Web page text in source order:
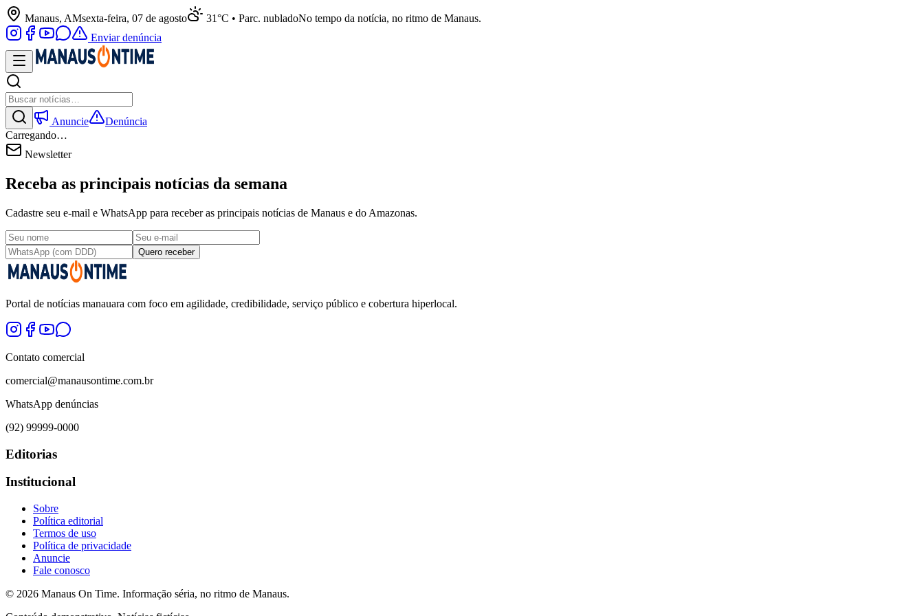
Manaus, AMsexta-feira, 07 de agosto 31°C • Parc. nubladoNo tempo da notícia, no ritmo de Manaus.
Enviar denúncia
Anuncie
Denúncia
Carregando…
Newsletter
Receba as principais notícias da semana
Cadastre seu e-mail e WhatsApp para receber as principais notícias de Manaus e do Amazonas.
Quero receber
Portal de notícias manauara com foco em agilidade, credibilidade, serviço público e cobertura hiperlocal.
Contato comercial
comercial@manausontime.com.br
WhatsApp denúncias
(92) 99999-0000
Editorias
Institucional
Sobre
Política editorial
Termos de uso
Política de privacidade
Anuncie
Fale conosco
© 2026 Manaus On Time. Informação séria, no ritmo de Manaus.